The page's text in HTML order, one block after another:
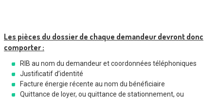
Les pièces du dossier de chaque demandeur devront donc
comporter :
RIB au nom du demandeur et coordonnées téléphoniques
Justificatif d’identité
Facture énergie récente au nom du bénéficiaire
Quittance de loyer, ou quittance de stationnement, ou